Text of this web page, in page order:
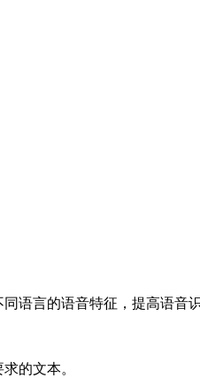
语言的语音特征，提高语音
的文本。